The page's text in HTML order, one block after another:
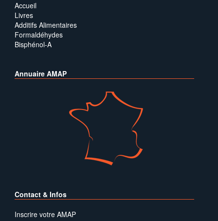
Accueil
Livres
Additifs Alimentaires
Formaldéhydes
Bisphénol-A
Annuaire AMAP
Contact & Infos
Inscrire votre AMAP